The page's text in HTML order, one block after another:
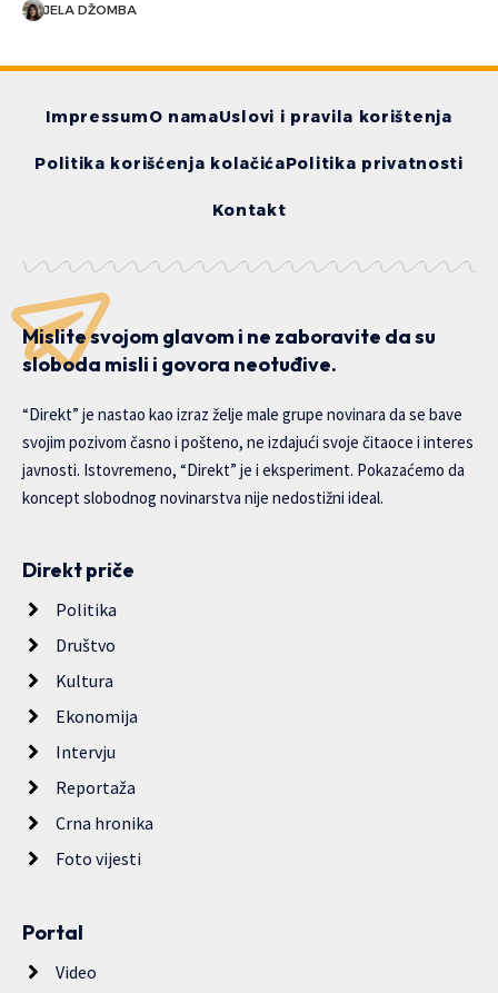
JELA DŽOMBA
ImpressumO namaUslovi i pravila korištenja
Politika korišćenja kolačićaPolitika privatnosti
Kontakt
Mislite svojom glavom i ne zaboravite da su
sloboda misli i govora neotuđive.
“Direkt” je nastao kao izraz želje male grupe novinara da se bave
svojim pozivom časno i pošteno, ne izdajući svoje čitaoce i interes
javnosti. Istovremeno, “Direkt” je i eksperiment. Pokazaćemo da
koncept slobodnog novinarstva nije nedostižni ideal.
Direkt priče
Politika
Društvo
Kultura
Ekonomija
Intervju
Reportaža
Crna hronika
Foto vijesti
Portal
Video